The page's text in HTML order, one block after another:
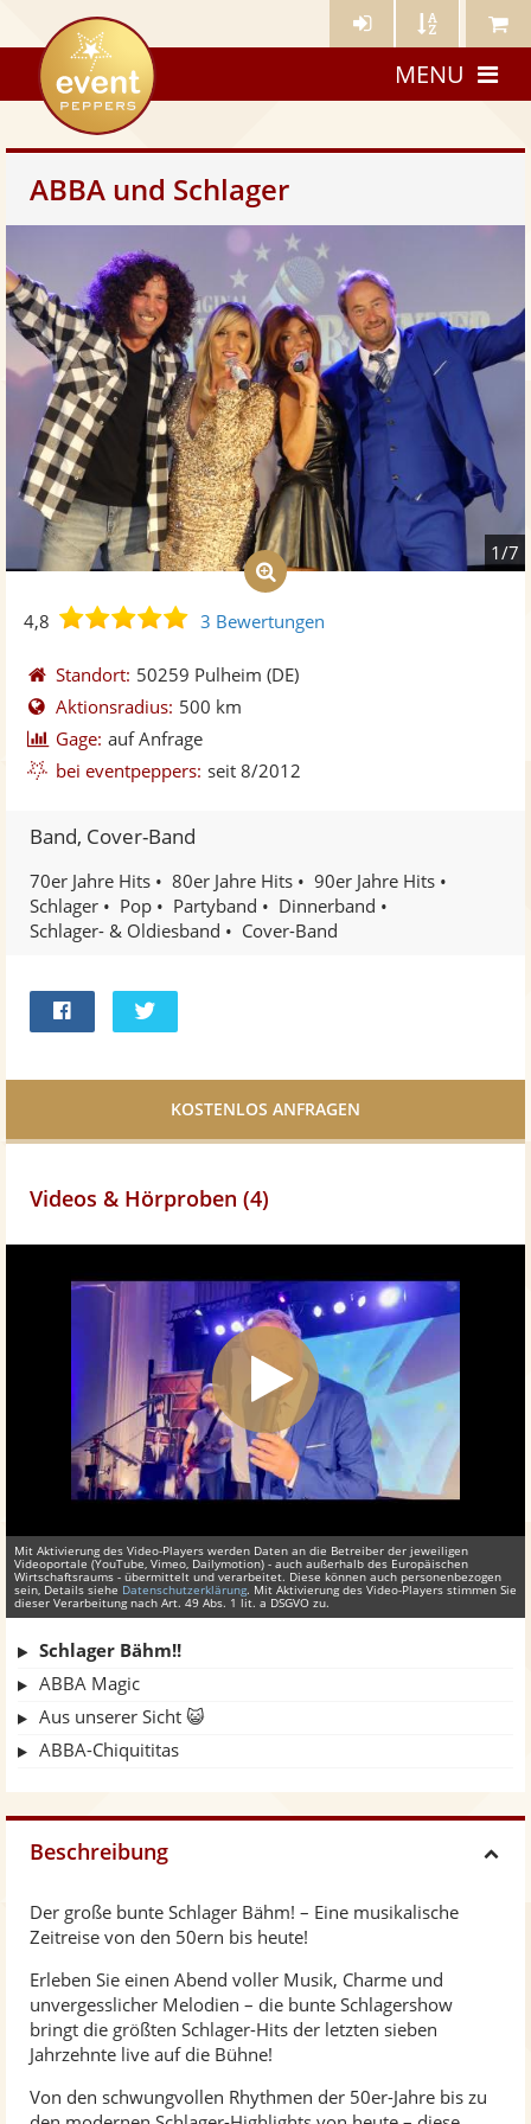
Künstler- Künstler Meine
eventpeppers
MENU
ABBA und Schlager
1/7
4,8
4,8
5
Sternen
3 Bewertungen
Standort: 50259 Pulheim (DE)
Aktionsradius: 500 km
Gage: auf Anfrage
bei eventpeppers: seit 8/2012
Band, Cover-Band
70er Jahre Hits 80er Jahre Hits
90er Jahre Hits
Schlager
Pop Partyband
Dinnerband
Schlager- & Oldiesband
Cover-Band
Facebook
Videos & Hörproben (4)
Mit Aktivierung des Video-Players werden Daten an die Betreiber der jeweiligen
Videoportale (YouTube, Vimeo, Dailymotion) - auch außerhalb des Europäischen
Wirtschaftsraums - übermittelt und verarbeitet. Diese können auch personenbezogen
sein, Details siehe Datenschutzerklärung. Mit Aktivierung des Video-Players stimmen Sie
dieser Verarbeitung nach Art. 49 Abs. 1 lit. a DSGVO zu.
Schlager Bähm!!
ABBA Magic
Aus unserer Sicht 😺
ABBA-Chiquititas
Beschreibung
Der große bunte Schlager Bähm! – Eine musikalische
Zeitreise von den 50ern bis heute!
Erleben Sie einen Abend voller Musik, Charme und
unvergesslicher Melodien – die bunte Schlagershow
bringt die größten Schlager-Hits der letzten sieben
Jahrzehnte live auf die Bühne!
Von den schwungvollen Rhythmen der 50er-Jahre bis zu